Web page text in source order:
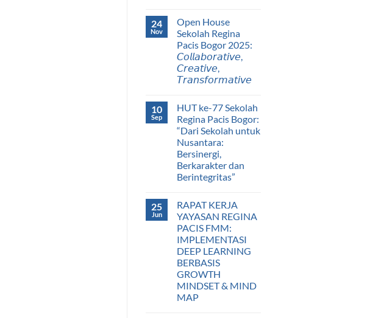
24
Nov
Open House
Sekolah Regina
Pacis Bogor 2025:
𝘊𝘰𝘭𝘭𝘢𝘣𝘰𝘳𝘢𝘵𝘪𝘷𝘦,
𝘊𝘳𝘦𝘢𝘵𝘪𝘷𝘦,
𝘛𝘳𝘢𝘯𝘴𝘧𝘰𝘳𝘮𝘢𝘵𝘪𝘷𝘦
10
Sep
HUT ke-77 Sekolah
Regina Pacis Bogor:
“Dari Sekolah untuk
Nusantara:
Bersinergi,
Berkarakter dan
Berintegritas”
25
Jun
RAPAT KERJA
YAYASAN REGINA
PACIS FMM:
IMPLEMENTASI
DEEP LEARNING
BERBASIS
GROWTH
MINDSET & MIND
MAP